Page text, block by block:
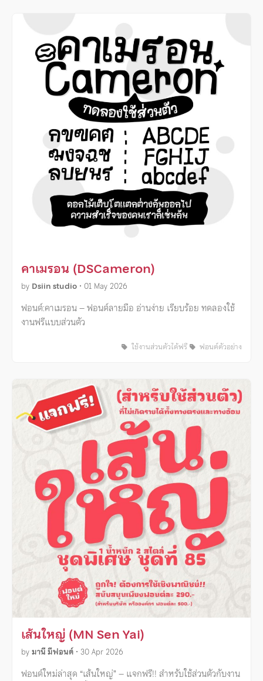
คาเมรอน (DSCameron)
by Dsiin studio • 01 May 2026
ฟอนต์:คาเมรอน – ฟอนต์ลายมือ อ่านง่าย เรียบร้อย ทดลองใช้
งานฟรีแบบส่วนตัว
ใช้งานส่วนตัวได้ฟรี ฟอนต์ตัวอย่าง
เส้นใหญ่ (MN Sen Yai)
byมานี มีฟอนต์ • 30 Apr 2026
ฟอนต์ใหม่ล่าสุด “เส้นใหญ่” – แจกฟรี!! สำหรับใช้ส่วนตัวกับงาน